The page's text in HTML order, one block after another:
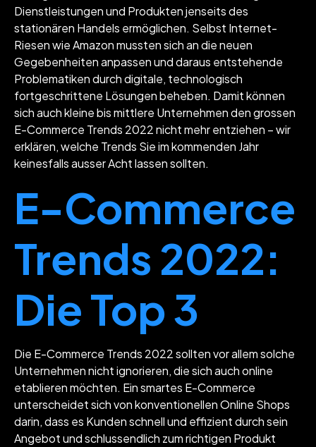
Dienstleistungen und Produkten jenseits des
stationären Handels ermöglichen. Selbst Internet-
Riesen wie Amazon mussten sich an die neuen
Gegebenheiten anpassen und daraus entstehende
Problematiken durch digitale, technologisch
fortgeschrittene Lösungen beheben. Damit können
sich auch kleine bis mittlere Unternehmen den grossen
E-Commerce Trends 2022 nicht mehr entziehen – wir
erklären, welche Trends Sie im kommenden Jahr
keinesfalls ausser Acht lassen sollten.
E-Commerce
Trends 2022:
Die Top 3
Die E-Commerce Trends 2022 sollten vor allem solche
Unternehmen nicht ignorieren, die sich auch online
etablieren möchten. Ein smartes E-Commerce
unterscheidet sich von konventionellen Online Shops
darin, dass es Kunden schnell und effizient durch sein
Angebot und schlussendlich zum richtigen Produkt